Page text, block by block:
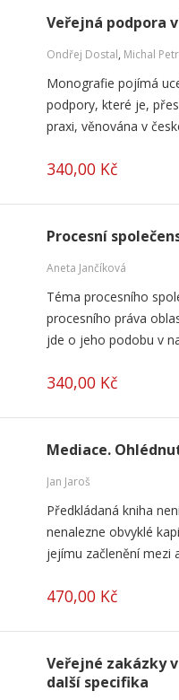
Veřejná podpora
Ondřej Dostal, Michal Petr
Monografie pojímá
podpory, které je,
praxi, věnována v
340,00 Kč
Procesní
Aneta Jančíková
Téma procesního
procesního práva
jde o jeho podobu v
340,00 Kč
Mediace.
Jan Jaroš
Předkládaná kniha
nenalezne obvyklé
jejímu začlenění mezi
470,00 Kč
Veřejné zakázky
další specifika